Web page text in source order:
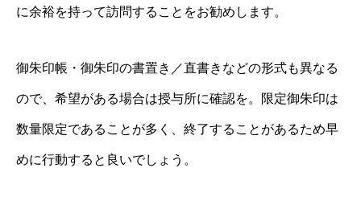
に余裕を持って訪問することをお勧めします。
御朱印帳・御朱印の書置き／直書きなどの形式も異なる
ので、希望がある場合は授与所に確認を。限定御朱印は
数量限定であることが多く、終了することがあるため早
めに行動すると良いでしょう。